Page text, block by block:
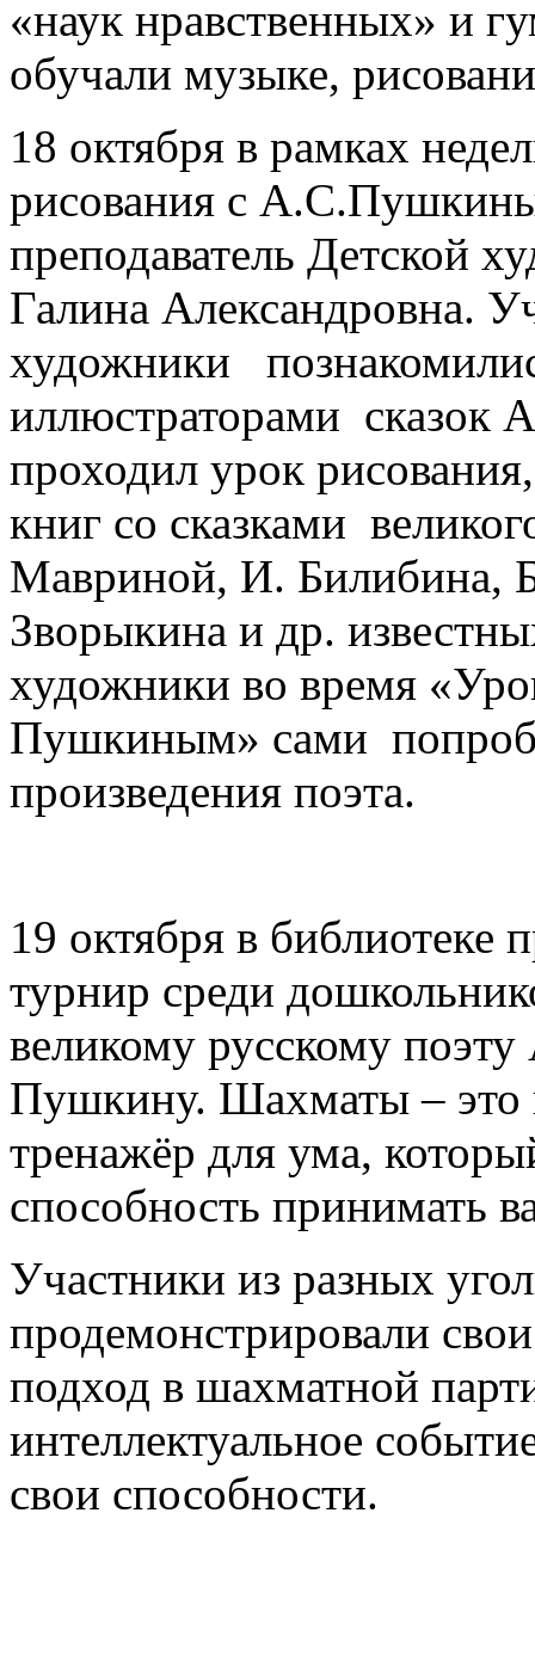
«наук нравственных» и
обучали музыке,
18 октября в рамках
рисования с
преподаватель Детской
Галина Александровна.
художники
иллюстраторами сказок
проходил урок
книг со сказками
Мавриной, И. Билибина,
Зворыкина и др.
художники во время
Пушкиным» сами
произведения поэта.
19 октября в
турнир среди
великому русскому
Пушкину. Шахматы – это
тренажёр для ума,
способность принимать
Участники из разных
продемонстрировали
подход в шахматной
интеллектуальное
свои способности.